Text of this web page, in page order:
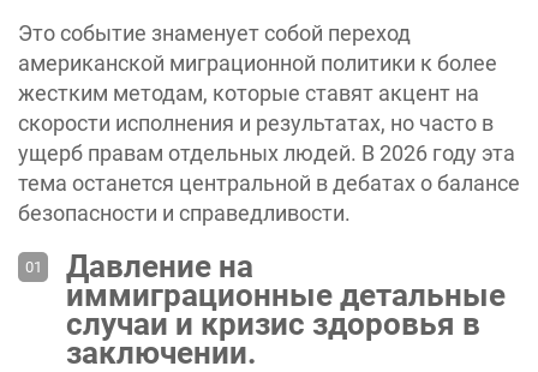
Это событие знаменует собой переход
американской миграционной политики к более
жестким методам, которые ставят акцент на
скорости исполнения и результатах, но часто в
ущерб правам отдельных людей. В 2026 году эта
тема останется центральной в дебатах о балансе
безопасности и справедливости.
Давление на
иммиграционные детальные
случаи и кризис здоровья в
заключении.